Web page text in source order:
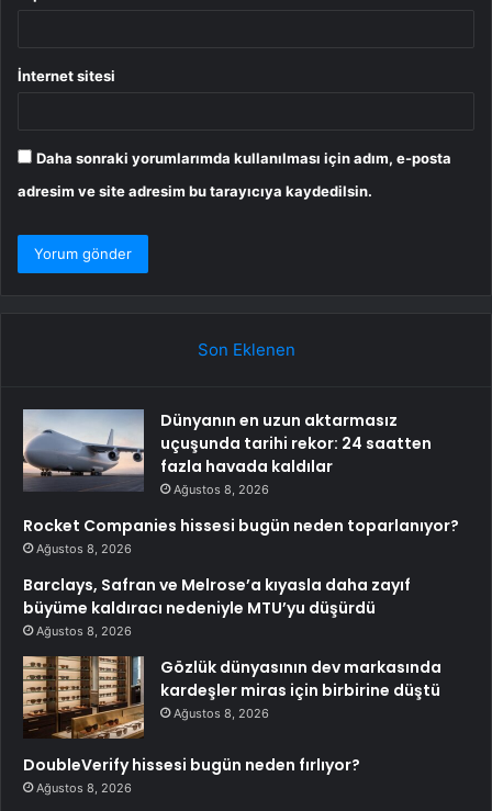
İnternet sitesi
Daha sonraki yorumlarımda kullanılması için adım, e-posta
adresim ve site adresim bu tarayıcıya kaydedilsin.
Son Eklenen
Dünyanın en uzun aktarmasız
uçuşunda tarihi rekor: 24 saatten
fazla havada kaldılar
Ağustos 8, 2026
Rocket Companies hissesi bugün neden toparlanıyor?
Ağustos 8, 2026
Barclays, Safran ve Melrose’a kıyasla daha zayıf
büyüme kaldıracı nedeniyle MTU’yu düşürdü
Ağustos 8, 2026
Gözlük dünyasının dev markasında
kardeşler miras için birbirine düştü
Ağustos 8, 2026
DoubleVerify hissesi bugün neden fırlıyor?
Ağustos 8, 2026